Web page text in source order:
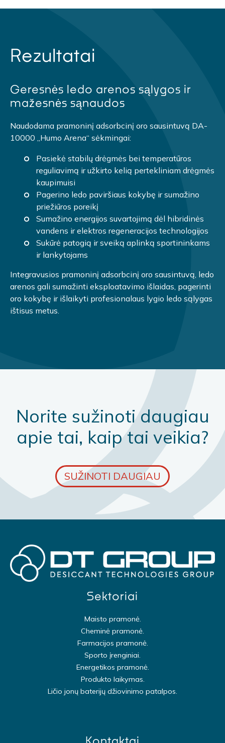
Rezultatai
Geresnės ledo arenos sąlygos ir
mažesnės sąnaudos
Naudodama pramoninį adsorbcinį oro sausintuvą DA-
10000 „Humo Arena“ sėkmingai:
Pasiekė stabilų drėgmės bei temperatūros
reguliavimą ir užkirto kelią pertekliniam drėgmės
kaupimuisi
Pagerino ledo paviršiaus kokybę ir sumažino
priežiūros poreikį
Sumažino energijos suvartojimą dėl hibridinės
vandens ir elektros regeneracijos technologijos
Sukūrė patogią ir sveiką aplinką sportininkams
ir lankytojams
Integravusios pramoninį adsorbcinį oro sausintuvą, ledo
arenos gali sumažinti eksploatavimo išlaidas, pagerinti
oro kokybę ir išlaikyti profesionalaus lygio ledo sąlygas
ištisus metus.
Norite sužinoti daugiau
apie tai, kaip tai veikia?
SUŽINOTI DAUGIAU
Sektoriai
Maisto pramonė.
Cheminė pramonė.
Farmacijos pramonė.
Sporto įrenginiai.
Energetikos pramonė.
Produkto laikymas.
Ličio jonų baterijų džiovinimo patalpos.